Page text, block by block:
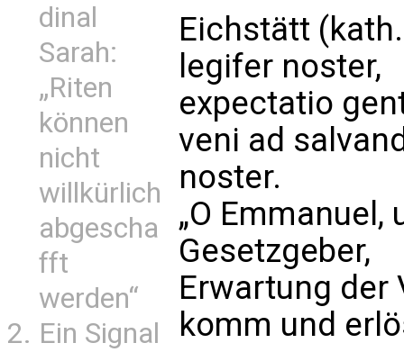
dinal
Sarah:
„Riten
können
nicht
willkürlich
abgescha
fft
werden“
Ein Signal
Eichstätt
legifer noster,
expectatio
veni ad
noster.
„O
Gesetzgeber,
Erwartung der
komm und